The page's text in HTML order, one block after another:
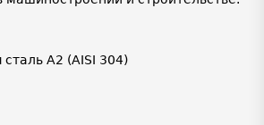
A2 (AISI 304)